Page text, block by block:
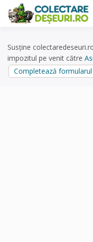
content
Susține
impozitul pe venit către
Completează formularul